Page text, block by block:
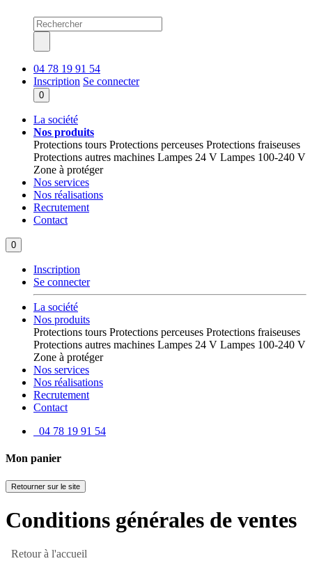
04 78 19 91 54
Inscription Se connecter
0
La société
Nos produits
Protections tours Protections perceuses Protections fraiseuses
Protections autres machines Lampes 24 V Lampes 100-240 V
Zone à protéger
Nos services
Nos réalisations
Recrutement
Contact
0
Inscription
Se connecter
La société
Nos produits
Protections tours Protections perceuses Protections fraiseuses
Protections autres machines Lampes 24 V Lampes 100-240 V
Zone à protéger
Nos services
Nos réalisations
Recrutement
Contact
04 78 19 91 54
Mon panier
Retourner sur le site
Conditions générales de ventes
Retour à l'accueil